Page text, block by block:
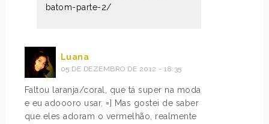
batom-parte-2/
Luana
05 DE DEZEMBRO DE 2012 - 18:35
Faltou laranja/coral, que tá super na moda
e eu adoooro usar. =] Mas gostei de saber
que eles adoram o vermelhão, realmente